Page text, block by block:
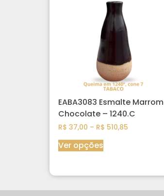
EABA3083 Esmalte Marrom
Chocolate – 1240.C
R$ 37,00 – R$ 510,85
Ver opções